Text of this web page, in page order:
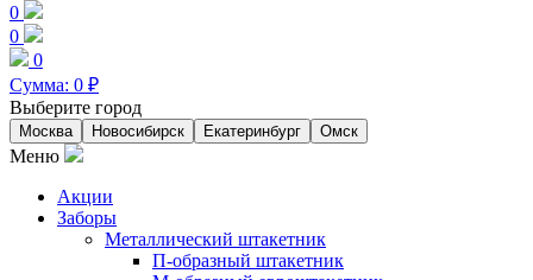
0
0
0
Сумма: 0 ₽
Выберите город
Москва Новосибирск Екатеринбург Омск
Меню
Акции
Заборы
Металлический штакетник
П-образный штакетник